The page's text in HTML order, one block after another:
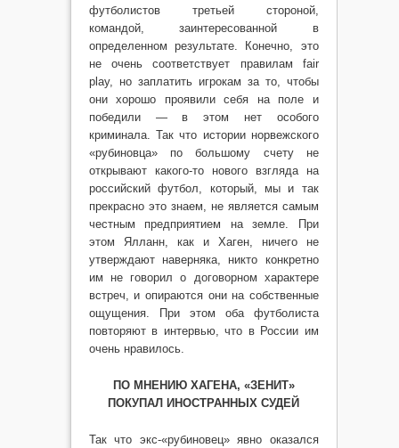
футболистов третьей стороной,
командой, заинтересованной в
определенном результате. Конечно, это
не очень соответствует правилам fair
play, но заплатить игрокам за то, чтобы
они хорошо проявили себя на поле и
победили — в этом нет особого
криминала. Так что истории норвежского
«рубиновца» по большому счету не
открывают какого-то нового взгляда на
российский футбол, который, мы и так
прекрасно это знаем, не является самым
честным предприятием на земле. При
этом Ялланн, как и Хаген, ничего не
утверждают наверняка, никто конкретно
им не говорил о договорном характере
встреч, и опираются они на собственные
ощущения. При этом оба футболиста
повторяют в интервью, что в России им
очень нравилось.
ПО МНЕНИЮ ХАГЕНА, «ЗЕНИТ»
ПОКУПАЛ ИНОСТРАННЫХ СУДЕЙ
Так что экс-«рубиновец» явно оказался